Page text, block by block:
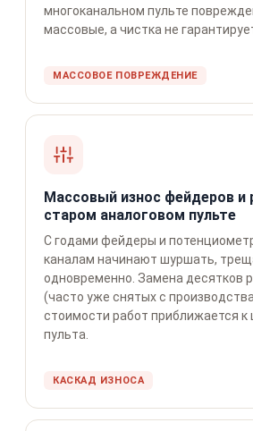
многоканальном пульте
массовые, а чистка не
МАССОВОЕ ПОВРЕЖДЕНИЕ
Массовый износ фейдеров и
старом аналоговом пульте
С годами фейдеры и
каналам начинают шуршать,
одновременно. Замена десятков
(часто уже снятых с
стоимости работ приближается к
пульта.
КАСКАД ИЗНОСА